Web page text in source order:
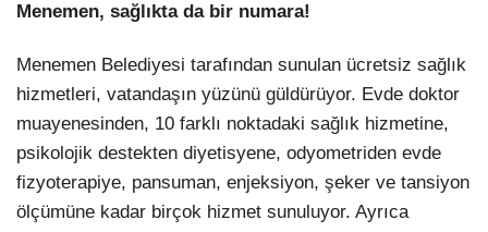
Menemen, sağlıkta da bir numara!
Menemen Belediyesi tarafından sunulan ücretsiz sağlık
hizmetleri, vatandaşın yüzünü güldürüyor. Evde doktor
muayenesinden, 10 farklı noktadaki sağlık hizmetine,
psikolojik destekten diyetisyene, odyometriden evde
fizyoterapiye, pansuman, enjeksiyon, şeker ve tansiyon
ölçümüne kadar birçok hizmet sunuluyor. Ayrıca